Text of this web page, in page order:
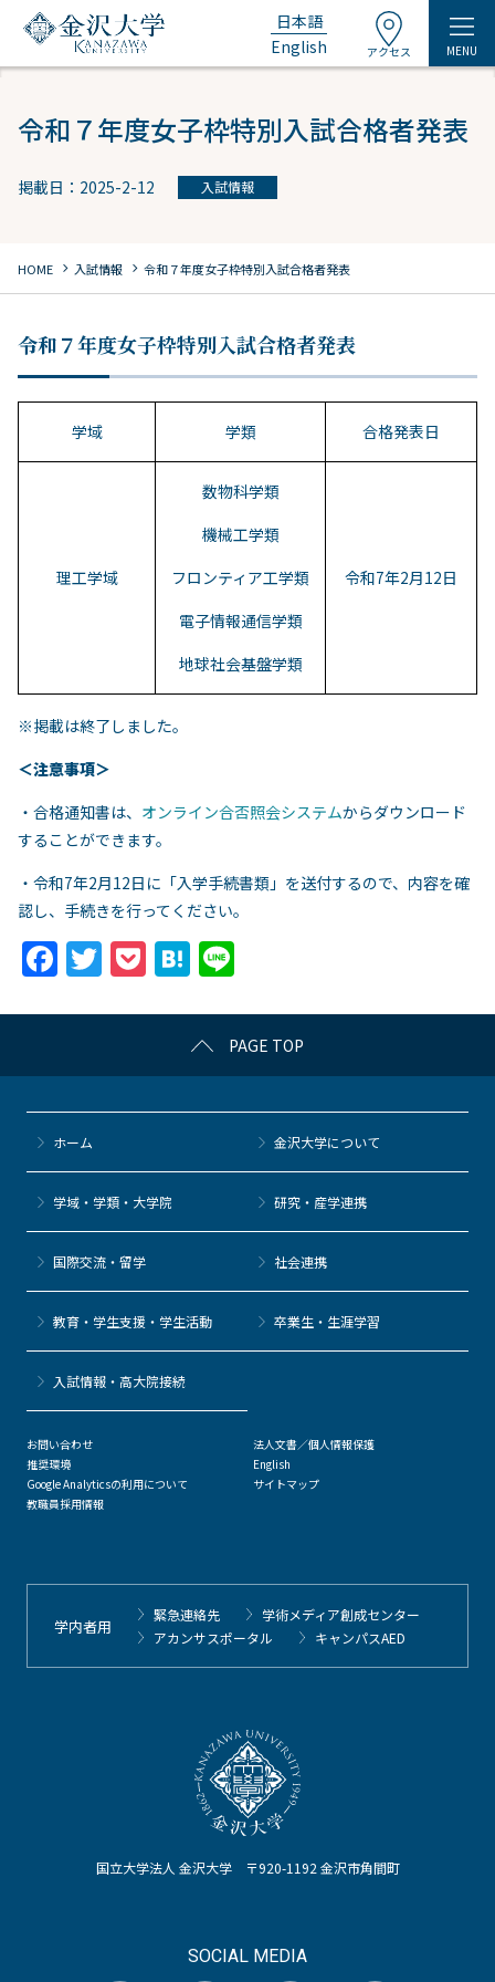
日本語
English
アクセス MENU
令和７年度女子枠特別入試合格者発表
掲載日：2025-2-12 入試情報
HOME chevron_right 入試情報 chevron_right 令和７年度女子枠特別入試合格者発表
令和７年度女子枠特別入試合格者発表
学域 学類 合格発表日
理工学域
数物科学類
機械工学類
フロンティア工学類
電子情報通信学類
地球社会基盤学類
令和7年2月12日
※掲載は終了しました。
＜注意事項＞
・合格通知書は、 オンライン合否照会システムからダウンロード
することができます。
・令和7年2月12日に「入学手続書類」を送付するので、内容を確
認し、手続きを行ってください。
F
c
e
b
o
o
k
T
itt
er
P
c
k
et
H
e
n
a
e
PAGE TOP
国立大学法人 金沢大学 〒920-1192 金沢市角間町
SOCIAL MEDIA
ホーム 金沢大学について
学域・学類・大学院 研究・産学連携
国際交流・留学 社会連携
教育・学生支援・学生活動 卒業生・生涯学習
⼊試情報・高大院接続
お問い合わせ
推奨環境
Google Analyticsの利用について
教職員採用情報
法人文書／個人情報保護
English
サイトマップ
学内者用
緊急連絡先
学術メディア創成センター
アカンサスポータル
キャンパスAED